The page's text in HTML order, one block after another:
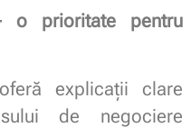
o prioritate pentru
explicații clare
de negociere